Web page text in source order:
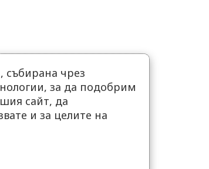
чрез
за да подобрим
сайт, да
и за целите на